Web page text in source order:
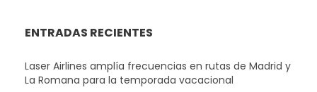
ENTRADAS RECIENTES
Laser Airlines amplía frecuencias en rutas de Madrid y
La Romana para la temporada vacacional